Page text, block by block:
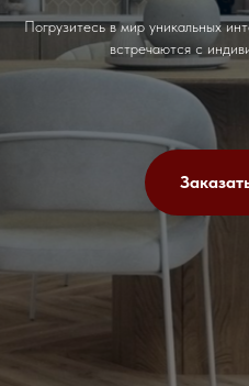
Погрузитесь в мир уникальных
встречаются с